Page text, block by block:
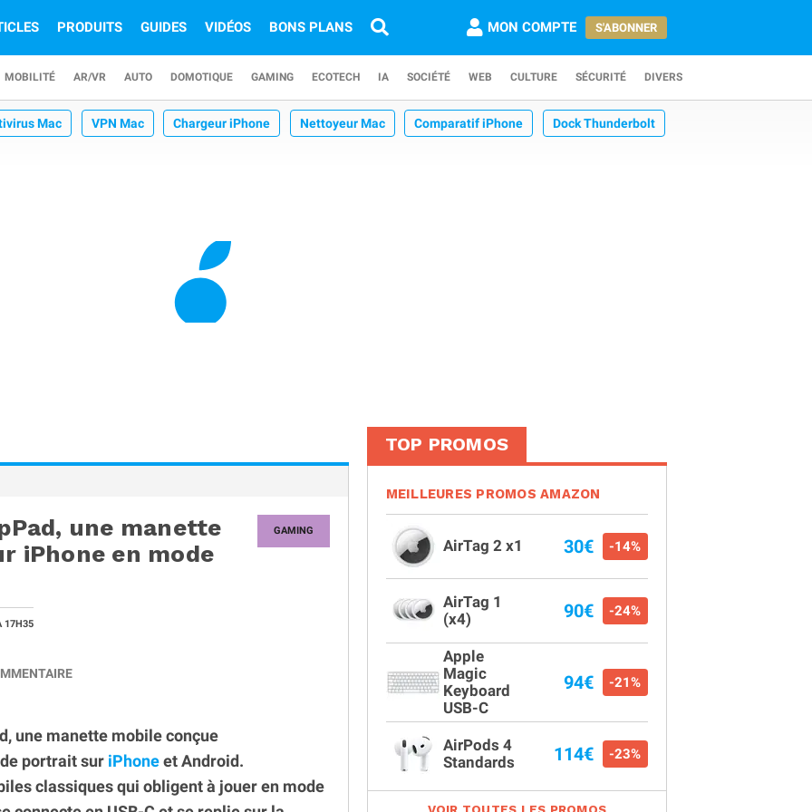
PRODUITS GUIDES VIDÉOS BONS PLANS MON COMPTE S'ABONNER
MOBILITÉ AR/VR AUTO DOMOTIQUE GAMING ECOTECH IA SOCIÉTÉ WEB CULTURE SÉCURITÉ DIVERS
Mac VPN Mac Chargeur iPhone Nettoyeur Mac Comparatif iPhone Dock Thunderbolt
GAMING
une manette
iPhone en mode
17H35
une manette mobile conçue
portrait sur iPhoneet Android.
classiques qui obligent à jouer en mode
TOP PROMOS
MEILLEURES PROMOS AMAZON
AirTag 2 x1 30€ -14%
AirTag 1
(x4)
90€ -24%
Apple
Magic
Keyboard
USB-C
94€ -21%
AirPods 4
Standards
114€ -23%